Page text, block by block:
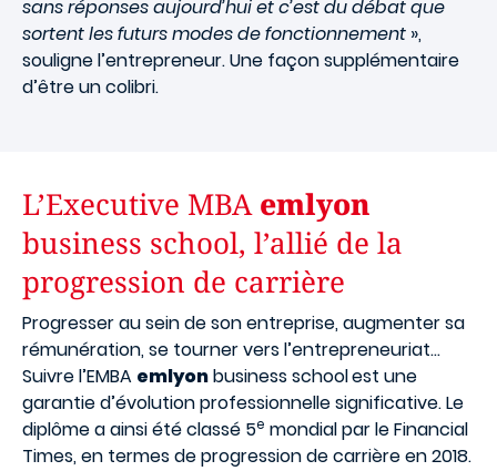
sans réponses aujourd’hui et c’est du débat que
sortent les futurs modes de fonctionnement »,
souligne l’entrepreneur. Une façon supplémentaire
d’être un colibri.
L’Executive MBAemlyon
business school, l’allié de la
progression de carrière
Progresser au sein de son entreprise, augmenter sa
rémunération, se tourner vers l’entrepreneuriat…
Suivre l’EMBA emlyonbusiness schoolest une
garantie d’évolution professionnelle significative. Le
diplôme a ainsi été classé 5e mondial par le Financial
Times, en termes de progression de carrière en 2018.